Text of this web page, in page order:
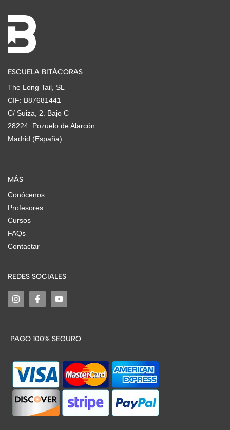
ESCUELA BITÁCORAS
The Long Tail, SL
CIF: B87681441
C/ Suiza, 2. Bajo C
28224. Pozuelo de Alarcón
Madrid (España)
MÁS
Conócenos
Profesores
Cursos
FAQs
Contactar
REDES SOCIALES
PAGO 100% SEGURO